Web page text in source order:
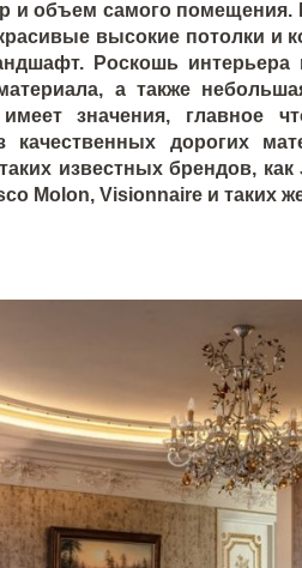
и объем самого
высокие потолки и
Роскошь интерьера
а также
значения, главное
качественных дорогих
известных брендов, как
Molon, Visionnaire и таких